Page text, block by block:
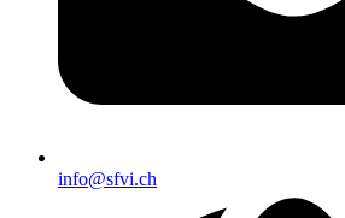
info@sfvi.ch